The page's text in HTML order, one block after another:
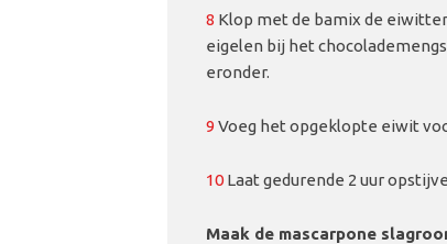
8 Klop met de bamix de
eigelen bij het
eronder.
9 Voeg het opgeklopte eiwit
10 Laat gedurende 2 uur
Maak de mascarpone